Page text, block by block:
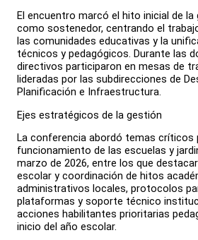
El encuentro marcó el hito inicial de la
como sostenedor, centrando el
las comunidades educativas y la
técnicos y pedagógicos. Durante las
directivos participaron en mesas de
lideradas por las subdirecciones de
Planificación e Infraestructura.
Ejes estratégicos de la gestión
La conferencia abordó temas críticos
funcionamiento de las escuelas y
marzo de 2026, entre los que
escolar y coordinación de hitos
administrativos locales, protocolos
plataformas y soporte técnico
acciones habilitantes prioritarias
inicio del año escolar.